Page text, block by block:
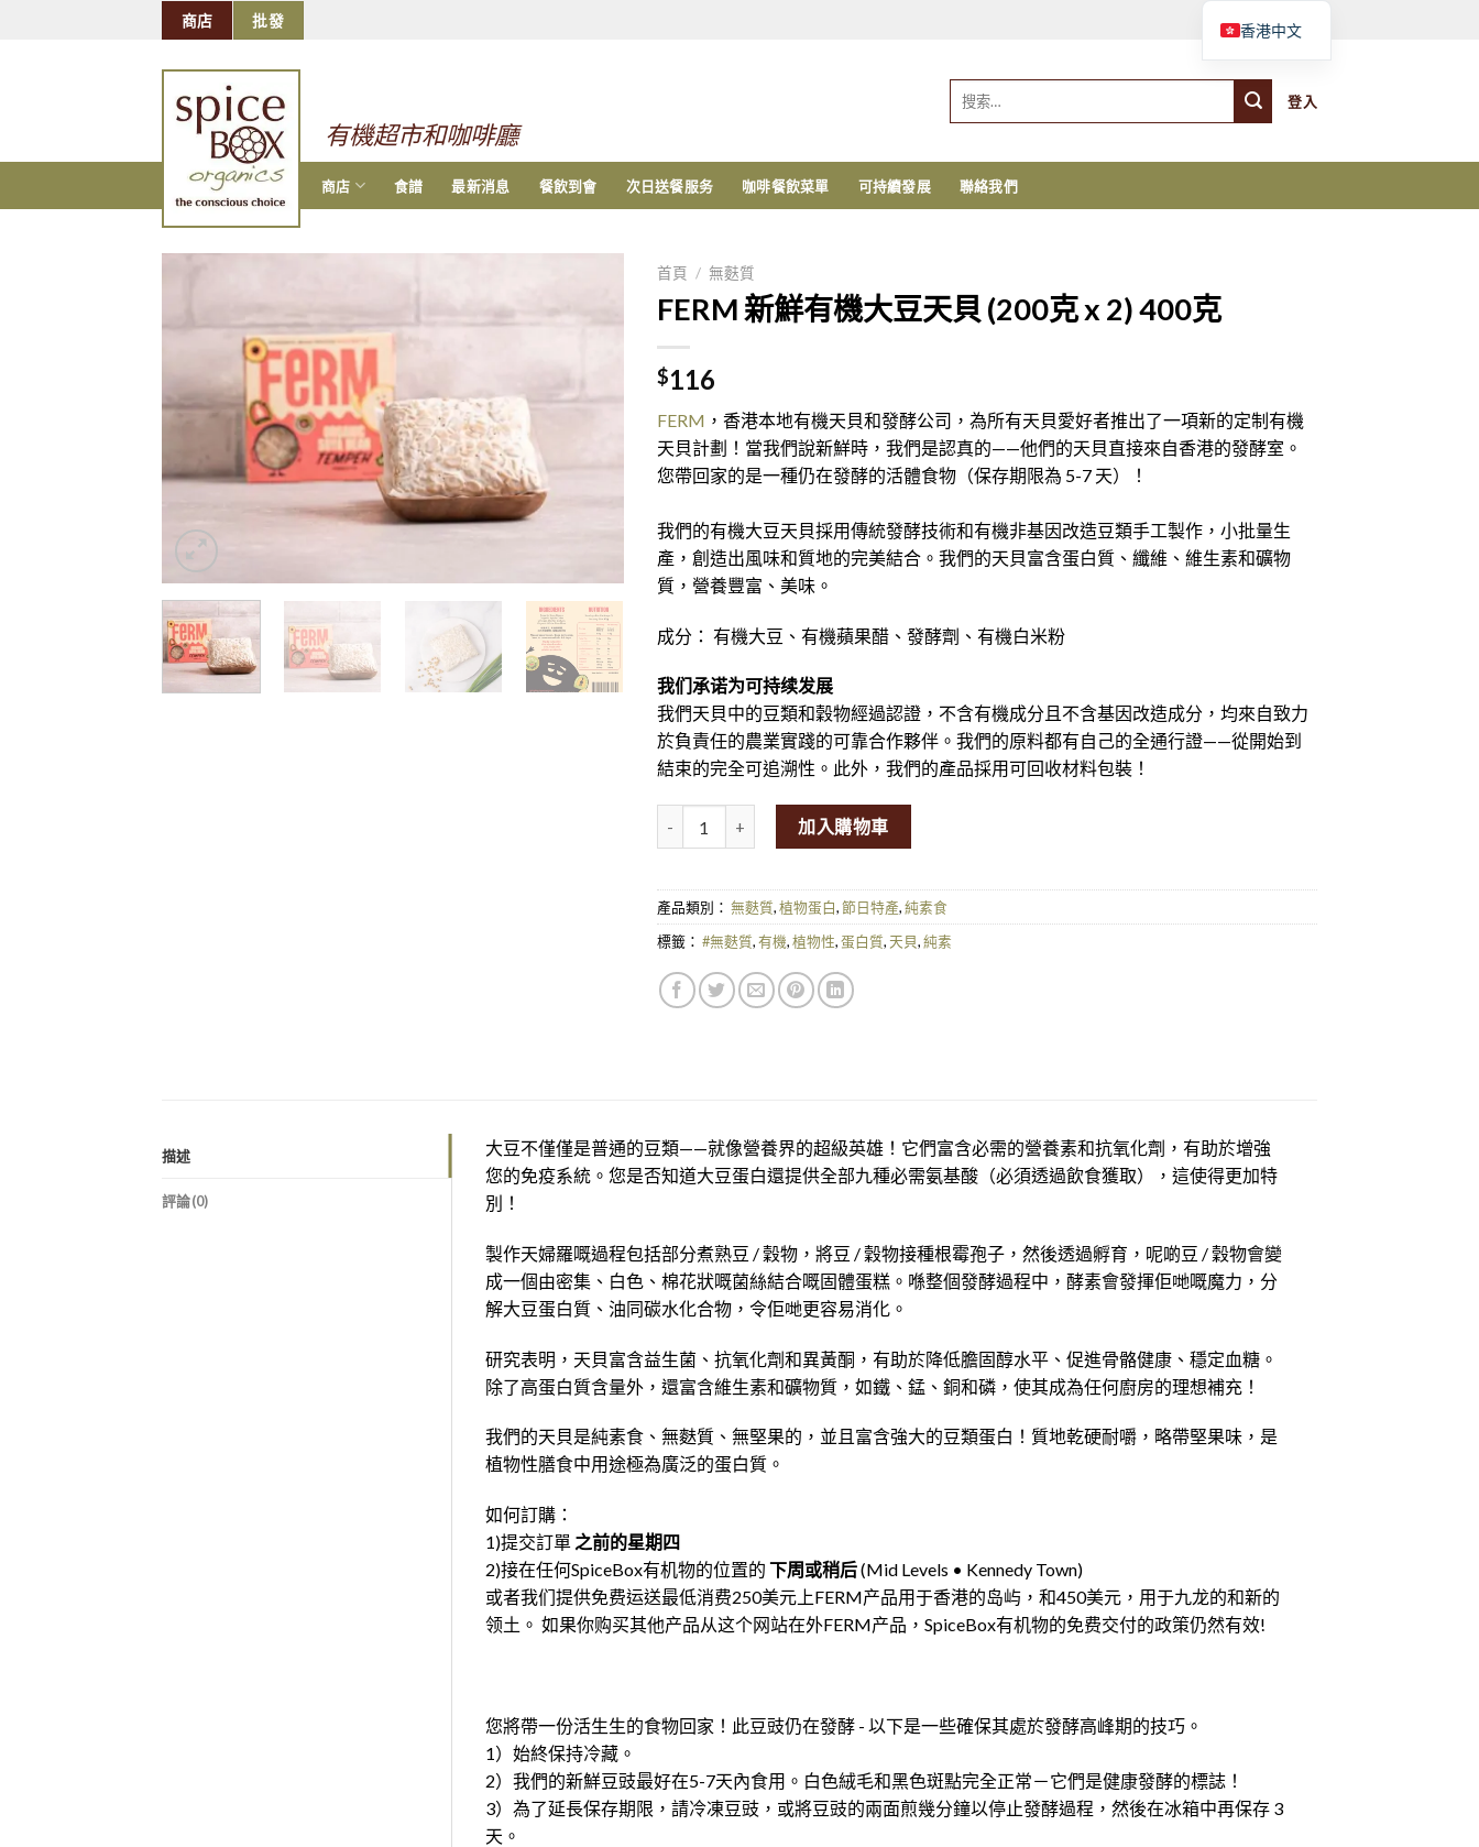
商店 批發 購物車
有機超市和咖啡廳
索：
登入
商店 食譜 最新消息 餐飲到會 次日送餐服务 咖啡餐飲菜單 可持續發展 聯絡我們
首頁 / 無麩質
FERM 新鮮有機大豆天貝 (200克 x 2) 400克
$116
FERM ，香港本地有機天貝和發酵公司，為所有天貝愛好者推出了一項新的定制有機
天貝計劃！當我們說新鮮時，我們是認真的——他們的天貝直接來自香港的發酵室。
您帶回家的是一種仍在發酵的活體食物（保存期限為 5-7 天）！
我們的有機大豆天貝採用傳統發酵技術和有機非基因改造豆類手工製作，小批量生
產，創造出風味和質地的完美結合。我們的天貝富含蛋白質、纖維、維生素和礦物
質，營養豐富、美味。
成分： 有機大豆、有機蘋果醋、發酵劑、有機白米粉
我们承诺为可持续发展
我們天貝中的豆類和穀物經過認證，不含有機成分且不含基因改造成分，均來自致力
於負責任的農業實踐的可靠合作夥伴。我們的原料都有自己的全通行證——從開始到
結束的完全可追溯性。此外，我們的產品採用可回收材料包裝！
FERM Fresh Organic Soya Bean Tempeh (200g x 2) 400g量
加入購物車
產品類別： 無麩質,植物蛋白,節日特產,純素食
標籤： #無麩質,有機,植物性,蛋白質,天貝,純素
描述
評論(0)
大豆不僅僅是普通的豆類——就像營養界的超級英雄！它們富含必需的營養素和抗氧化劑，有助於增強
您的免疫系統。您是否知道大豆蛋白還提供全部九種必需氨基酸（必須透過飲食獲取），這使得更加特
別！
製作天婦羅嘅過程包括部分煮熟豆 / 穀物，將豆 / 穀物接種根霉孢子，然後透過孵育，呢啲豆 / 穀物會變
成一個由密集、白色、棉花狀嘅菌絲結合嘅固體蛋糕。喺整個發酵過程中，酵素會發揮佢哋嘅魔力，分
解大豆蛋白質、油同碳水化合物，令佢哋更容易消化。
研究表明，天貝富含益生菌、抗氧化劑和異黃酮，有助於降低膽固醇水平、促進骨骼健康、穩定血糖。
除了高蛋白質含量外，還富含維生素和礦物質，如鐵、錳、銅和磷，使其成為任何廚房的理想補充！
我們的天貝是純素食、無麩質、無堅果的，並且富含強大的豆類蛋白！質地乾硬耐嚼，略帶堅果味，是
植物性膳食中用途極為廣泛的蛋白質。
如何訂購：
1)提交訂單 之前的星期四
2)接在任何SpiceBox有机物的位置的 下周或稍后(Mid Levels • Kennedy Town)
或者我们提供免费运送最低消费250美元上FERM产品用于香港的岛屿，和450美元，用于九龙的和新的
领土。 如果你购买其他产品从这个网站在外FERM产品，SpiceBox有机物的免费交付的政策仍然有效!
您將帶一份活生生的食物回家！此豆豉仍在發酵 - 以下是一些確保其處於發酵高峰期的技巧。
1）始終保持冷藏。
2）我們的新鮮豆豉最好在5-7天內食用。白色絨毛和黑色斑點完全正常－它們是健康發酵的標誌！
3）為了延長保存期限，請冷凍豆豉，或將豆豉的兩面煎幾分鐘以停止發酵過程，然後在冰箱中再保存 3
天。
香港中文